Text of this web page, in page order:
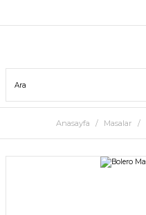
Anasayfa Masalar